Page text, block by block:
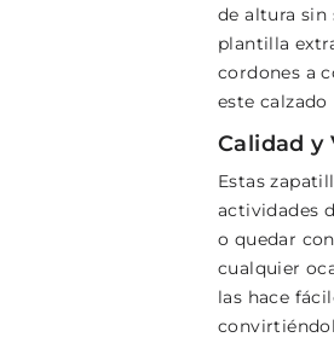
de altura sin
plantilla
cordones a
este
Calidad y
Estas
actividades
o quedar
cualquier
las hace